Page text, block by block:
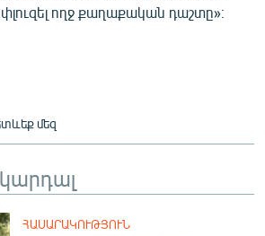
ողջ քաղաքական դաշտը»։
մեզ
ՀԱՍԱՐԱԿՈՒԹՅՈՒՆ